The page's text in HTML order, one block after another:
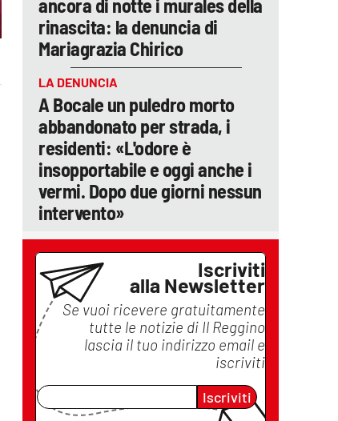
ancora di notte i murales della
rinascita: la denuncia di
Mariagrazia Chirico
LA DENUNCIA
A Bocale un puledro morto
abbandonato per strada, i
residenti: «L'odore è
insopportabile e oggi anche i
vermi. Dopo due giorni nessun
intervento»
Iscriviti
alla Newsletter
Se vuoi ricevere gratuitamente
tutte le notizie di Il Reggino
lascia il tuo indirizzo email e
iscriviti
Iscriviti